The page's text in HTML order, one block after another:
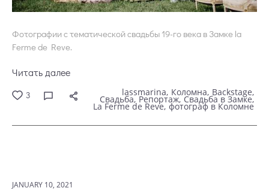
3 lassmarina Коломна Backstage
Свадьба Репортаж Свадьба в Замке
La Ferme de Reve фотограф в Коломне
Фотографии с тематической свадьбы 19-го века в Замке la
Ferme de Reve.
Читать далее
JANUARY 10, 2021